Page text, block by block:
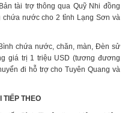
tài trợ thông qua Quỹ Nhi đồng
chứa nước cho 2 tỉnh Lạng Sơn và
chứa nước, chăn, màn, Đèn sử
giá trị 1 triệu USD (tương đương
đi hỗ trợ cho Tuyên Quang và
TIẾP THEO